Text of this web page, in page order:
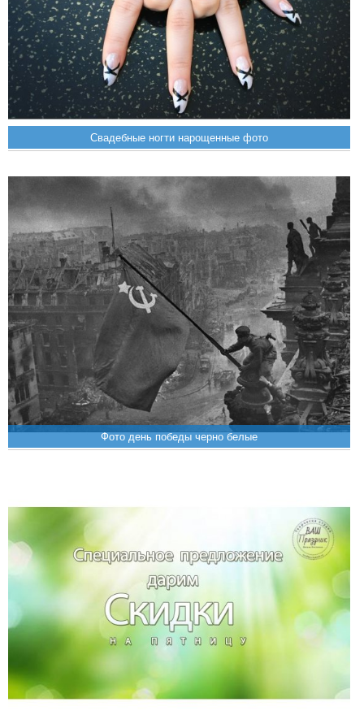
Свадебные ногти нарощенные фото
Фото день победы черно белые